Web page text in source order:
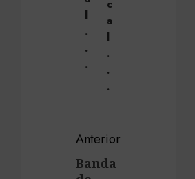
l
.
.
.
c
a
l
.
.
.
Navegación
de
Anterior
Entrada
Banda